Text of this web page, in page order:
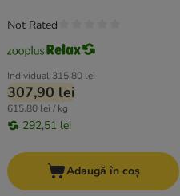
Individual 315,80 lei
307,90 lei
615,80 lei / kg
292,51 lei
Not Rated
Adaugă în coș